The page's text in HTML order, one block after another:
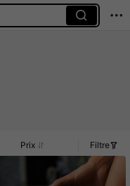
Prix Filtre